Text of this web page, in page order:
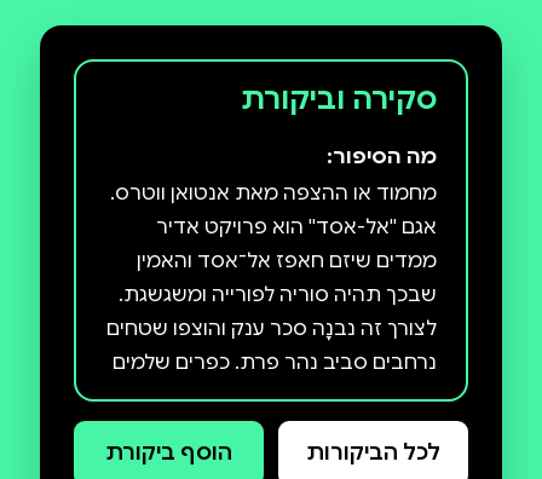
סקירה וביקורת
מה הסיפור:
מחמוד או ההצפה מאת אנטואן ווטרס.
אגם ''אל-אסד'' הוא פרויקט אדיר
ממדים שיזם חאפז אל־אסד והאמין
שבכך תהיה סוריה לפורייה ומשגשגת.
לצורך זה נבנָה סכר ענק והוצפו שטחים
נרחבים סביב נהר פרת. כפרים שלמים
נעלמו ואוצרות ארכיאולוגיים רבים
אבדו. מחמוד, משורר סורי קשיש
וגלמוד, חי לבדו בבקתה על שפת אגם
לכל הביקורות הוסף ביקורת